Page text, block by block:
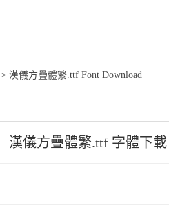
> 漢儀方疊體繁.ttf Font Download
漢儀方疊體繁.ttf 字體下載